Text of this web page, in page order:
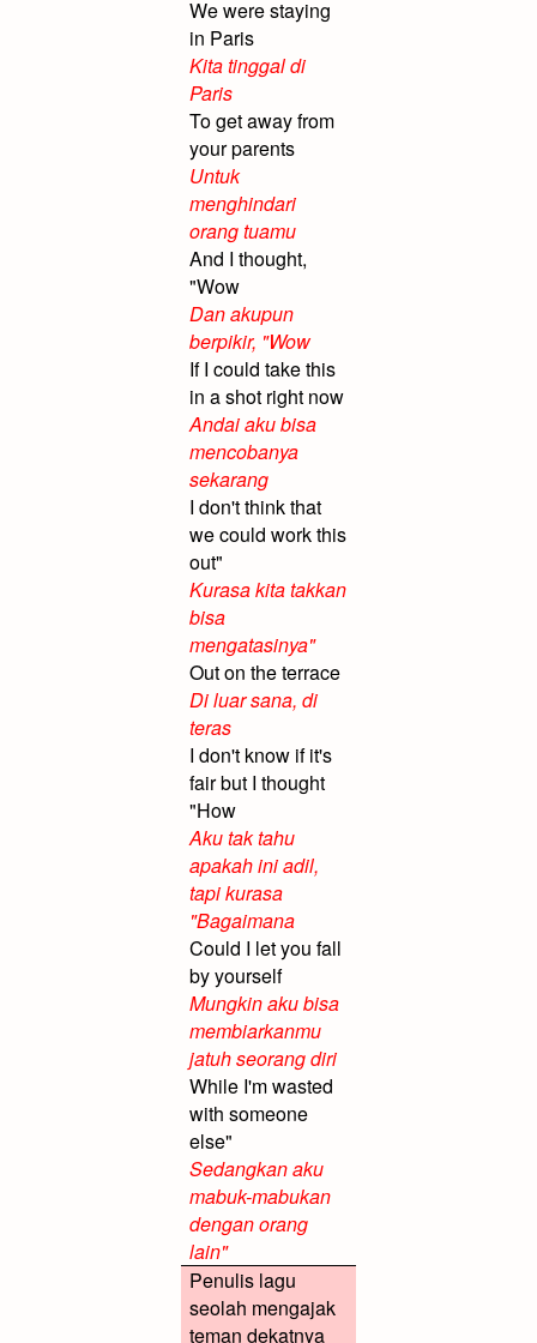
We were staying
in Paris
Kita tinggal di
Paris
To get away from
your parents
Untuk
menghindari
orang tuamu
And I thought,
"Wow
Dan akupun
berpikir, "Wow
If I could take this
in a shot right now
Andai aku bisa
mencobanya
sekarang
I don't think that
we could work this
out"
Kurasa kita takkan
bisa
mengatasinya"
Out on the terrace
Di luar sana, di
teras
I don't know if it's
fair but I thought
"How
Aku tak tahu
apakah ini adil,
tapi kurasa
"Bagaimana
Could I let you fall
by yourself
Mungkin aku bisa
membiarkanmu
jatuh seorang diri
While I'm wasted
with someone
else"
Sedangkan aku
mabuk-mabukan
dengan orang
lain"
Penulis lagu
seolah mengajak
teman dekatnya